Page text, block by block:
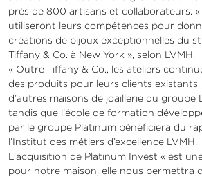
près de 800 artisans et collaborateurs. «
utiliseront leurs compétences pour
créations de bijoux exceptionnelles du
Tiffany & Co. à New York », selon LVMH.
« Outre Tiffany & Co., les ateliers
des produits pour leurs clients existants,
d’autres maisons de joaillerie du groupe
tandis que l’école de formation
par le groupe Platinum bénéficiera du
l’Institut des métiers d’excellence LVMH.
L’acquisition de Platinum Invest « est
pour notre maison, elle nous permettra